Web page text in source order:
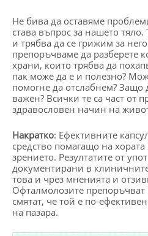
Не бива да оставяме
става въпрос за нашето
и трябва да се грижим за
препоръчваме да разберете
храни, които трябва да
пак може да е и полезно?
помогне да отслабнем?
важен? Всички те са част от
здравословен начин на
Накратко: Ефективните
средство помагащо на
зрението. Резултатите от
документирани в
това и чрез мненията и
Офталмолозите препоръчват
смятат, че той е по-
на пазара.